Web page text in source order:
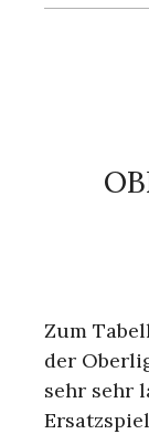
Zum
der
sehr sehr